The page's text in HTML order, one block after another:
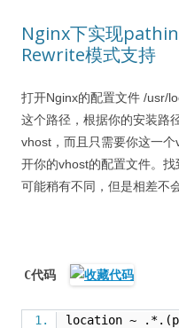
Nginx下实现
Rewrite模式支持
打开Nginx的配置文件 /usr/
这个路径，根据你的安装路
vhost，而且只需要你这一
开你的vhost的配置文件。
可能稍有不同，但是相差不
C代码
location ~